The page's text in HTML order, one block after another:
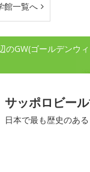
館一覧へ
のGW(ゴールデンウ
サッポロビー
日本で最も歴史のあ